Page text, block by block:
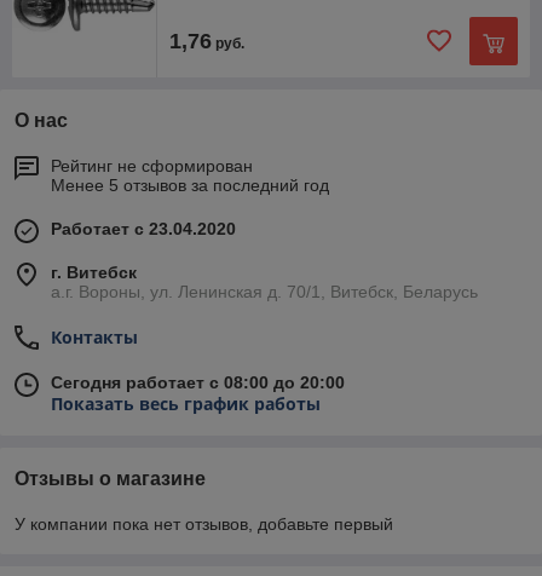
1,76 руб.
О нас
Рейтинг не сформирован
Менее 5 отзывов за последний год
Работает с 23.04.2020
г. Витебск
а.г. Вороны, ул. Ленинская д. 70/1, Витебск, Беларусь
Контакты
Сегодня работает с 08:00 до 20:00
Показать весь график работы
Отзывы о магазине
У компании пока нет отзывов, добавьте первый